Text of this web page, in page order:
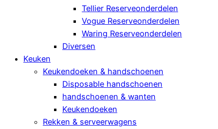
Tellier Reserveonderdelen
Vogue Reserveonderdelen
Waring Reserveonderdelen
Diversen
Keuken
Keukendoeken & handschoenen
Disposable handschoenen
handschoenen & wanten
Keukendoeken
Rekken & serveerwagens